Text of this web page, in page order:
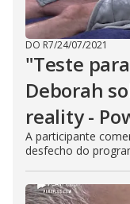
DO R7/24/07/2021
"Teste
Deborah
reality -
A participante
desfecho do